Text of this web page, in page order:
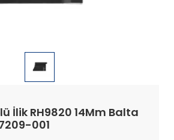
İlik RH9820 14Mm Balta
001